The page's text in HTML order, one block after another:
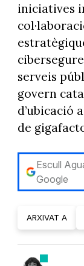
iniciatives
serveis
govern
d’ubicació
de
Escull
Google
ARXIVAT A